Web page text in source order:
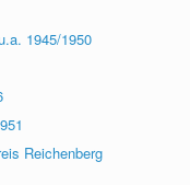
1945/1950
Reichenberg